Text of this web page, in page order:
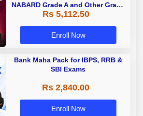
NABARD Grade A and Other Grade
A & Grade B Bank Exams
Rs 5,112.50
Enroll Now
Bank Maha Pack for IBPS, RRB &
SBI Exams
Rs 2,840.00
Enroll Now